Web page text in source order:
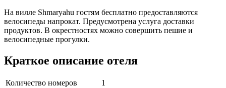
На вилле Shmaryahu гостям бесплатно предоставляются
велосипеды напрокат. Предусмотрена услуга доставки
продуктов. В окрестностях можно совершить пешие и
велосипедные прогулки.
Краткое описание отеля
Количество номеров
1